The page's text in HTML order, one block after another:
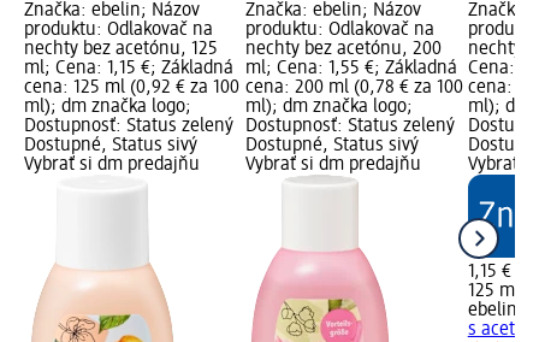
Značka: ebelin; Názov
produktu: Odlakovač na
nechty bez acetónu, 125
ml; Cena: 1,15 €; Základná
cena: 125 ml (0,92 € za 100
ml); dm značka logo;
Dostupnosť: Status zelený
Dostupné, Status sivý
Vybrať si dm predajňu
Značka: ebelin; Názov
produktu: Odlakovač na
nechty bez acetónu, 200
ml; Cena: 1,55 €; Základná
cena: 200 ml (0,78 € za 100
ml); dm značka logo;
Dostupnosť: Status zelený
Dostupné, Status sivý
Vybrať si dm predajňu
Značka:
nechty
Cena:
cena:
ml); dm
Vybrať
1,15 €
125 ml
ebelin
s